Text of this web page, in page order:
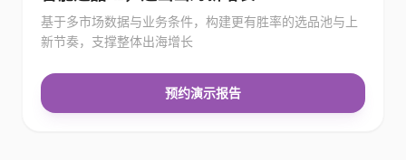
基于多市场数据与业务条件，构建更有胜率的选品池与上
新节奏，支撑整体出海增长
预约演示报告